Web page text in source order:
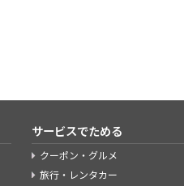
サービスでためる
クーポン・グルメ
旅行・レンタカー